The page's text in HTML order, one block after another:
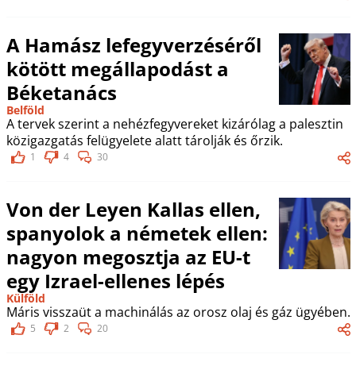
A Hamász lefegyverzéséről
kötött megállapodást a
Béketanács
Belföld
A tervek szerint a nehézfegyvereket kizárólag a palesztin
közigazgatás felügyelete alatt tárolják és őrzik.
1 4 30
Von der Leyen Kallas ellen,
spanyolok a németek ellen:
nagyon megosztja az EU-t
egy Izrael-ellenes lépés
Külföld
Máris visszaüt a machinálás az orosz olaj és gáz ügyében.
5 2 20